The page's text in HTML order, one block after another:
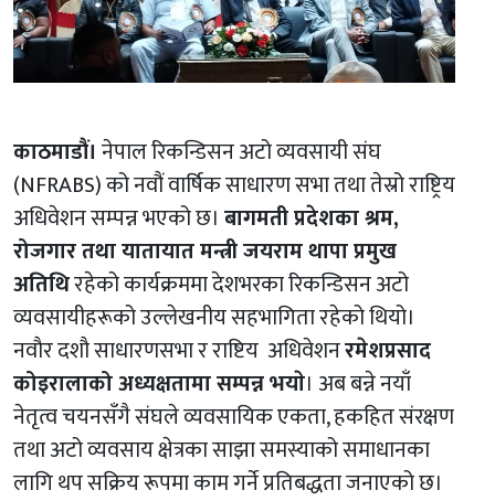
काठमाडौं। नेपाल रिकन्डिसन अटो व्यवसायी संघ
(NFRABS) को नवौं वार्षिक साधारण सभा तथा तेस्रो राष्ट्रिय
अधिवेशन सम्पन्न भएको छ। बागमती प्रदेशका श्रम,
रोजगार तथा यातायात मन्त्री जयराम थापा प्रमुख
अतिथिरहेको कार्यक्रममा देशभरका रिकन्डिसन अटो
व्यवसायीहरूको उल्लेखनीय सहभागिता रहेको थियो।
नवाैर दशाै साधारणसभा र राष्टिय अधिवेशनरमेशप्रसाद
कोइरालाको अध्यक्षतामा सम्पन्न भयाे। अब बन्ने नयाँ
नेतृत्व चयनसँगै संघले व्यवसायिक एकता, हकहित संरक्षण
तथा अटो व्यवसाय क्षेत्रका साझा समस्याको समाधानका
लागि थप सक्रिय रूपमा काम गर्ने प्रतिबद्धता जनाएको छ।